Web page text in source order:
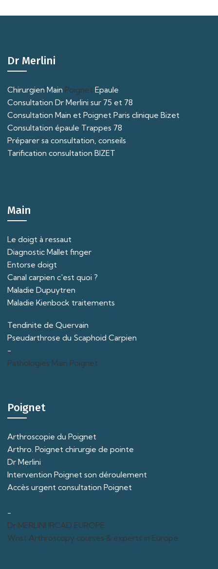
Dr Merlini
Chirurgien Main Poignet Epaule
Consultation Dr Merlini sur 75 et 78
Consultation Main et Poignet Paris clinique Bizet
Consultation épaule Trappes 78
Préparer sa consultation, conseils
Tarification consultation BIZET
Main
Le doigt à ressaut
Diagnostic Mallet finger
Entorse doigt
Canal carpien c'est quoi ?
Maladie Dupuytren
Maladie Kienbock traitements
Tendinite de Quervain
Pseudarthrose du Scaphoid Carpien
-
Pathologies Main Poignet
Poignet
Arthroscopie du Poignet
Arthro. Poignet chirurgie de pointe
Dr Merlini
Intervention Poignet son déroulement
Accès urgent consultation Poignet
-
Dr MERLINI IRCAD EUROPE
Wrist Arthroscopy courses & experts in Europe